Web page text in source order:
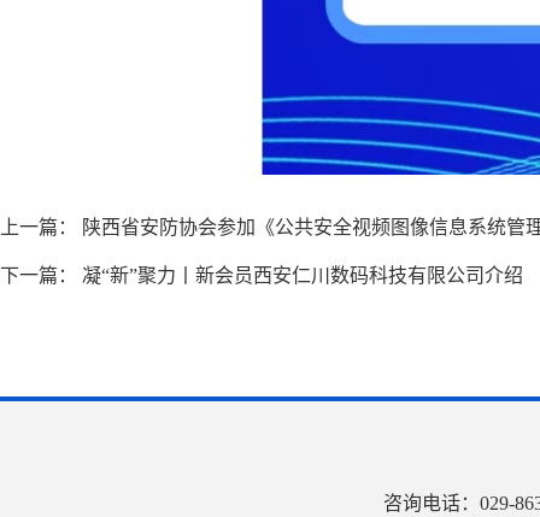
上一篇： 陕西省安防协会参加《公共安全视频图像信息系统管
下一篇： 凝“新”聚力丨新会员西安仁川数码科技有限公司介绍
咨询电话：029-